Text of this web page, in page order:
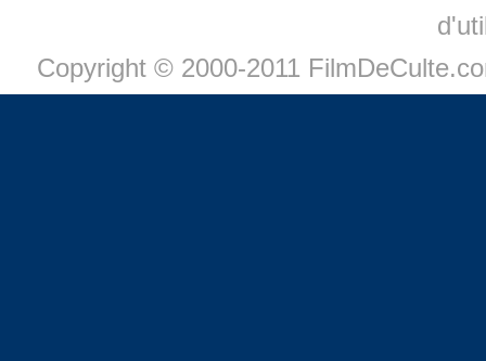
Copyright © 2000-2011